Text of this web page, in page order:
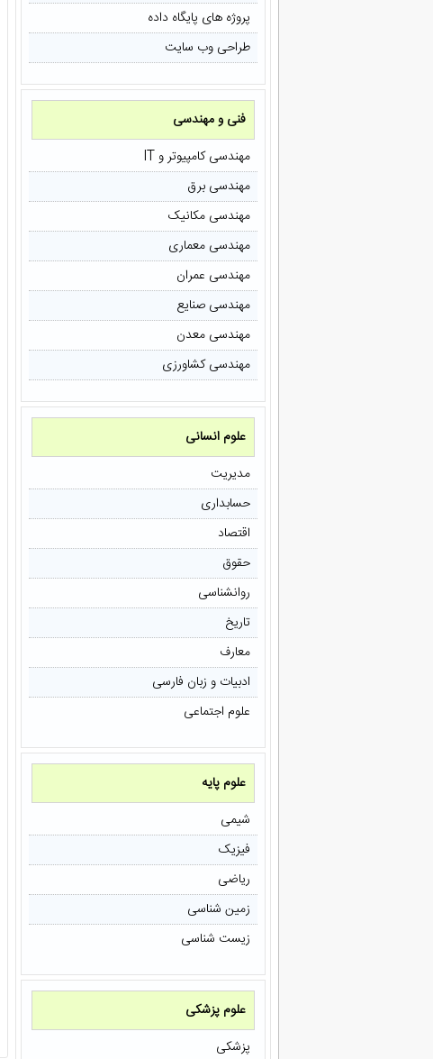
پروژه های پایگاه داده
طراحی وب سایت
فنی و مهندسی
مهندسی کامپیوتر و IT
مهندسی برق
مهندسی مکانیک
مهندسی معماری
مهندسی عمران
مهندسی صنایع
مهندسی معدن
مهندسی کشاورزی
علوم انسانی
مدیریت
حسابداری
اقتصاد
حقوق
روانشناسی
تاریخ
معارف
ادبیات و زبان فارسی
علوم اجتماعی
علوم پایه
شیمی
فیزیک
ریاضی
زمین شناسی
زیست شناسی
علوم پزشکی
پزشکی